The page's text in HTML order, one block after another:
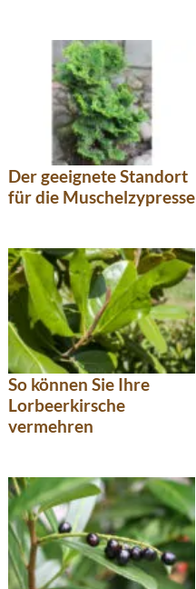
Der geeignete Standort
für die Muschelzypresse
So können Sie Ihre
Lorbeerkirsche
vermehren